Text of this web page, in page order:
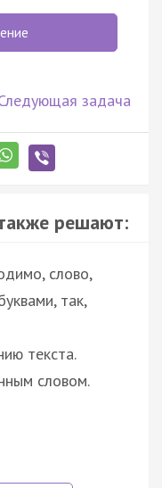
задача
решают:
слово,
так,
текста.
словом.